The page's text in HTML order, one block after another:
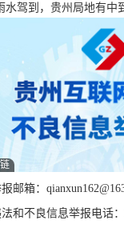
，持续至1月19日
水驾到，贵州局地有中
邮箱：
和不良信息举报电话：